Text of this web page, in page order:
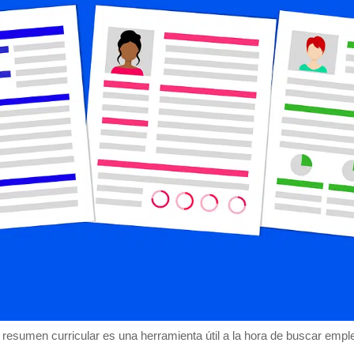
curricular es una herramienta útil a la hora de buscar